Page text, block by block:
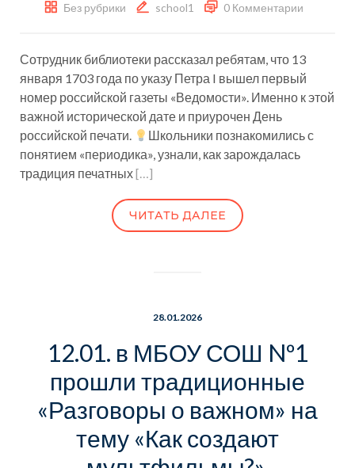
Без рубрики school1 0 Комментарии
Сотрудник библиотеки рассказал ребятам, что 13
января 1703 года по указу Петра I вышел первый
номер российской газеты «Ведомости». Именно к этой
важной исторической дате и приурочен День
российской печати.
Школьники познакомились с
понятием «периодика», узнали, как зарождалась
традиция печатных[…]
ЧИТАТЬ ДАЛЕЕ
28.01.2026
12.01. в МБОУ СОШ Nº1
прошли традиционные
«Разговоры о важном» на
тему «Как создают